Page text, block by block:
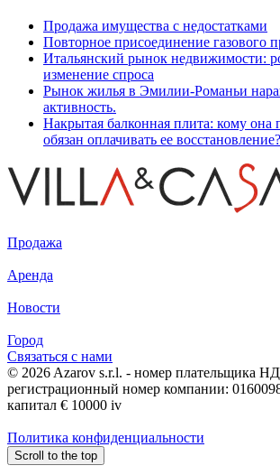
Продажа имущества с недостатками
Повторное присоединение газового
Итальянский рынок недвижимости:
изменение спроса
Рынок жилья в Эмилии-Романьи
активность.
Накрытая балконная плита: кому она
обязан оплачивать ее восстановление?
Продажа
Аренда
Новости
Город
Связаться с нами
© 2026 Azarov s.r.l. - номер плательщика
регистрационный номер компании:
капитал € 10000 iv
Политика конфиденциальности
Scroll to the top